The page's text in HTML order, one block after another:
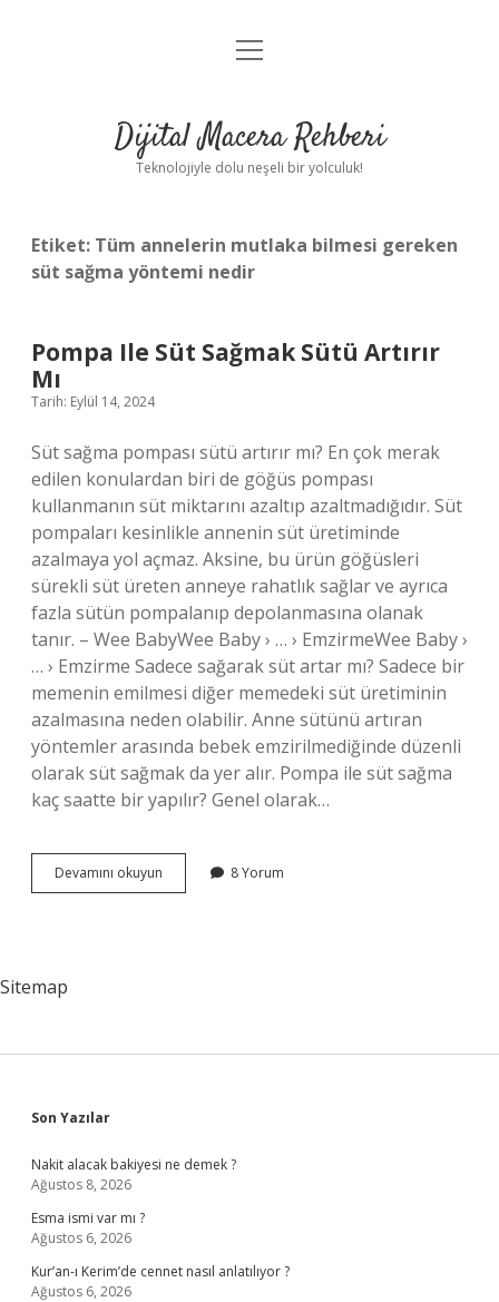
Anasayfa
Yasal Uyarı
menüyü
Dijital Macera Rehberi
Teknolojiyle dolu neşeli bir yolculuk!
Etiket: Tüm annelerin mutlaka bilmesi gereken
süt sağma yöntemi nedir
Pompa Ile Süt Sağmak Sütü Artırır
Mı
Tarih: Eylül 14, 2024
Süt sağma pompası sütü artırır mı? En çok merak
edilen konulardan biri de göğüs pompası
kullanmanın süt miktarını azaltıp azaltmadığıdır. Süt
pompaları kesinlikle annenin süt üretiminde
azalmaya yol açmaz. Aksine, bu ürün göğüsleri
sürekli süt üreten anneye rahatlık sağlar ve ayrıca
fazla sütün pompalanıp depolanmasına olanak
tanır. – Wee BabyWee Baby › … › EmzirmeWee Baby ›
… › Emzirme Sadece sağarak süt artar mı? Sadece bir
memenin emilmesi diğer memedeki süt üretiminin
azalmasına neden olabilir. Anne sütünü artıran
yöntemler arasında bebek emzirilmediğinde düzenli
olarak süt sağmak da yer alır. Pompa ile süt sağma
kaç saatte bir yapılır? Genel olarak…
Devamını okuyun
Ile
8 Yorum
Sitemap
Sidebar
Son Yazılar
Nakit alacak bakiyesi ne demek ?
Ağustos 8, 2026
Esma ismi var mı ?
Ağustos 6, 2026
Kur’an-ı Kerim’de cennet nasıl anlatılıyor ?
Ağustos 6, 2026